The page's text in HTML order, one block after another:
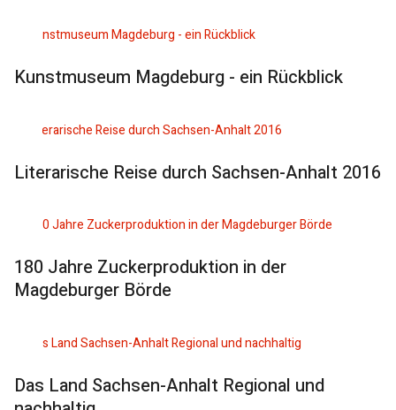
Kunstmuseum Magdeburg - ein Rückblick
Literarische Reise durch Sachsen-Anhalt 2016
180 Jahre Zuckerproduktion in der
Magdeburger Börde
Das Land Sachsen-Anhalt Regional und